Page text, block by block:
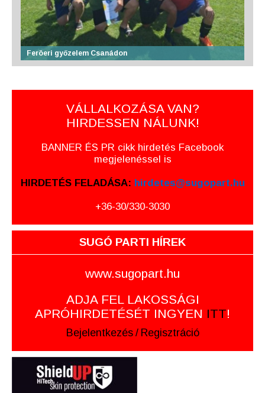
Feröeri győzelem Csanádon
VÁLLALKOZÁSA VAN?
HIRDESSEN NÁLUNK!
BANNER ÉS PR cikk hirdetés Facebook
megjelenéssel is
HIRDETÉS FELADÁSA: hirdetes@sugopart.hu
+36-30/330-3030
SUGÓ PARTI HÍREK
www.sugopart.hu
ADJA FEL LAKOSSÁGI
APRÓHIRDETÉSÉT INGYEN ITT!
Bejelentkezés / Regisztráció